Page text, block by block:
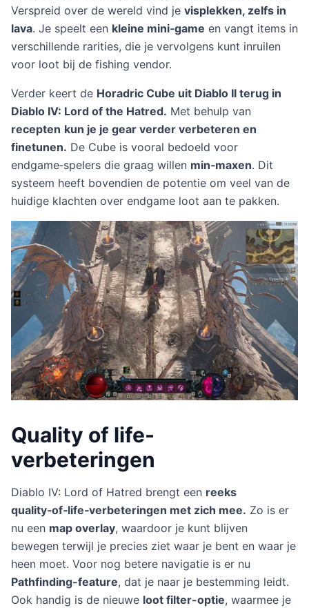
Verspreid over de wereld vind je visplekken, zelfs in
lava. Je speelt een kleine mini‑game en vangt items in
verschillende rarities, die je vervolgens kunt inruilen
voor loot bij de fishing vendor.
Verder keert de Horadric Cube uit Diablo II terug in
Diablo IV: Lord of the Hatred. Met behulp van
recepten kun je je gear verder verbeteren en
finetunen. De Cube is vooral bedoeld voor
endgame‑spelers die graag willen min‑maxen. Dit
systeem heeft bovendien de potentie om veel van de
huidige klachten over endgame loot aan te pakken.
Quality of life-
verbeteringen
Diablo IV: Lord of Hatred brengt een reeks
quality‑of‑life‑verbeteringen met zich mee. Zo is er
nu een map overlay, waardoor je kunt blijven
bewegen terwijl je precies ziet waar je bent en waar je
heen moet. Voor nog betere navigatie is er nu
Pathfinding-feature, dat je naar je bestemming leidt.
Ook handig is de nieuwe loot filter-optie, waarmee je